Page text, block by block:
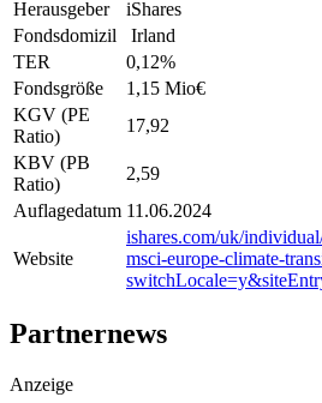
Herausgeber
iShares
Fondsdomizil
Irland
TER
0,12%
Fondsgröße
1,15 Mio€
KGV (PE
Ratio)
17,92
KBV (PB
Ratio)
2,59
Auflagedatum 11.06.2024
Website
ishares.com/uk/
msci-europe-climate-
Partnernews
Anzeige